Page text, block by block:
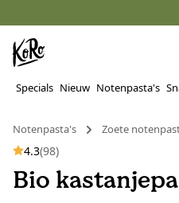
Specials Nieuw Notenpasta's
Notenpasta's
Zoete
4.3(98)
Bio